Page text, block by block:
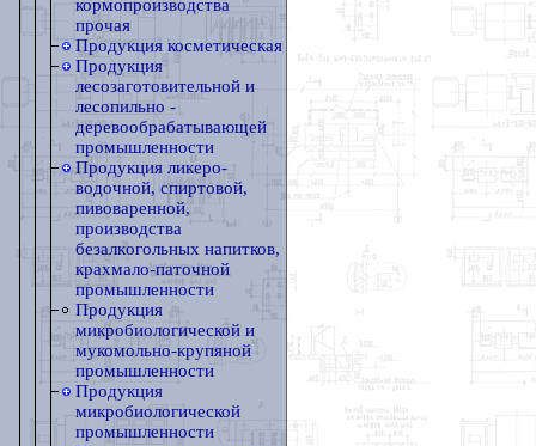
кормопроизводства
прочая
Продукция косметическая
Продукция
лесозаготовительной и
лесопильно -
деревообрабатывающей
промышленности
Продукция ликеро-
водочной, спиртовой,
пивоваренной,
производства
бeзaлкoгoльныx напитков,
крахмало-паточной
промышленности
Продукция
микробиологической и
мукомольно-крупяной
промышленности
Продукция
микробиологической
промышленности